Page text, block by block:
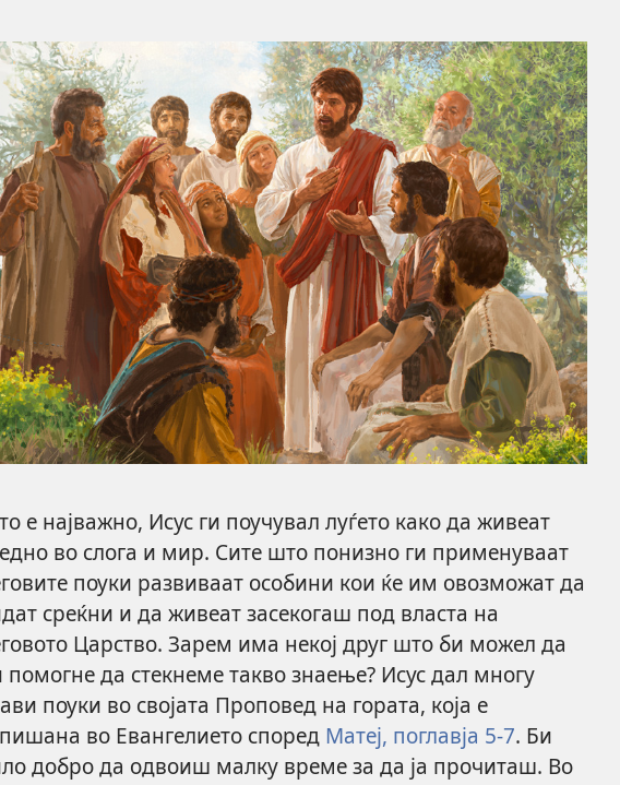
е најважно, Исус ги поучувал луѓето како да живеат
во слога и мир. Сите што понизно ги применуваат
поуки развиваат особини кои ќе им овозможат да
среќни и да живеат засекогаш под власта на
Царство. Зарем има некој друг што би можел да
помогне да стекнеме такво знаење? Исус дал многу
поуки во својата Проповед на гората, која е
во Евангелието според Матеј, поглавја 5-7. Би
добро да одвоиш малку време за да ја прочиташ. Во